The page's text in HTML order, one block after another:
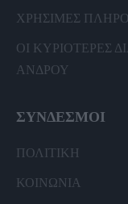
ΧΡΗΣΙΜΕΣ
ΟΙ ΚΥΡΙΟΤΕΡΕΣ
ΑΝΔΡΟΥ
ΣΥΝΔΕΣΜΟΙ
ΠΟΛΙΤΙΚΗ
ΚΟΙΝΩΝΙΑ